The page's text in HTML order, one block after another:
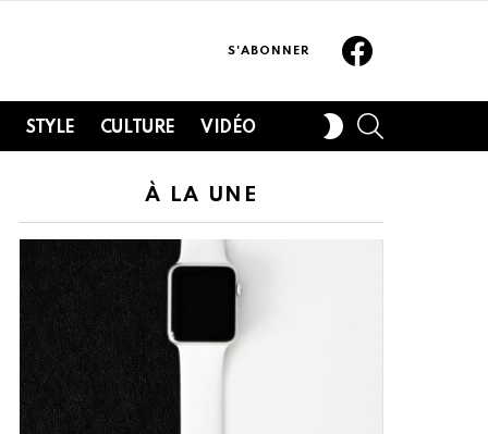
S'ABONNER
STYLE CULTURE VIDÉO
SWITCH
SKIN
À LA UNE